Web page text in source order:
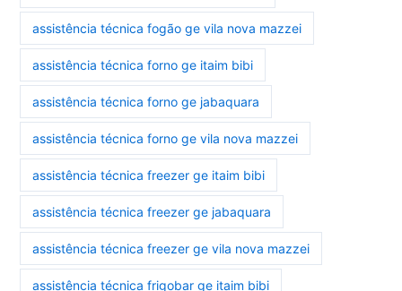
assistência técnica fogão ge vila nova mazzei
assistência técnica forno ge itaim bibi
assistência técnica forno ge jabaquara
assistência técnica forno ge vila nova mazzei
assistência técnica freezer ge itaim bibi
assistência técnica freezer ge jabaquara
assistência técnica freezer ge vila nova mazzei
assistência técnica frigobar ge itaim bibi